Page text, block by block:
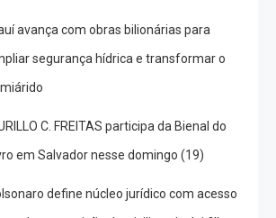
avança com obras bilionárias para
segurança hídrica e transformar o
C. FREITAS participa da Bienal do
em Salvador nesse domingo (19)
define núcleo jurídico com acesso